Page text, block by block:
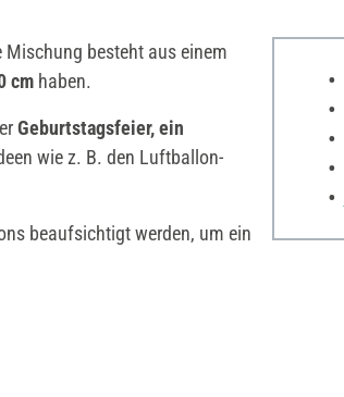
Mischung besteht aus einem
cm haben.
Geburtstagsfeier, ein
wie z. B. den Luftballon-
beaufsichtigt werden, um ein